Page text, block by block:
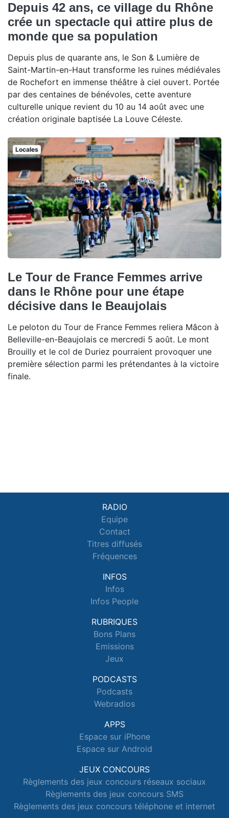
Depuis 42 ans, ce village du Rhône
crée un spectacle qui attire plus de
monde que sa population
Depuis plus de quarante ans, le Son & Lumière de
Saint-Martin-en-Haut transforme les ruines médiévales
de Rochefort en immense théâtre à ciel ouvert. Portée
par des centaines de bénévoles, cette aventure
culturelle unique revient du 10 au 14 août avec une
création originale baptisée La Louve Céleste.
Locales
Le Tour de France Femmes arrive
dans le Rhône pour une étape
décisive dans le Beaujolais
Le peloton du Tour de France Femmes reliera Mâcon à
Belleville-en-Beaujolais ce mercredi 5 août. Le mont
Brouilly et le col de Duriez pourraient provoquer une
première sélection parmi les prétendantes à la victoire
finale.
RADIO
Equipe
Contact
Titres diffusés
Fréquences
INFOS
Infos
Infos People
RUBRIQUES
Bons Plans
Emissions
Jeux
PODCASTS
Podcasts
Webradios
APPS
Espace sur iPhone
Espace sur Android
JEUX CONCOURS
Règlements des jeux concours réseaux sociaux
Règlements des jeux concours SMS
Règlements des jeux concours téléphone et internet